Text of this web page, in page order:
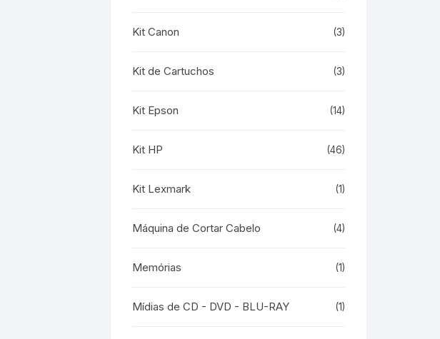
Kit Canon (3)
Kit de Cartuchos (3)
Kit Epson (14)
Kit HP (46)
Kit Lexmark (1)
Máquina de Cortar Cabelo (4)
Memórias (1)
Mídias de CD - DVD - BLU-RAY (1)